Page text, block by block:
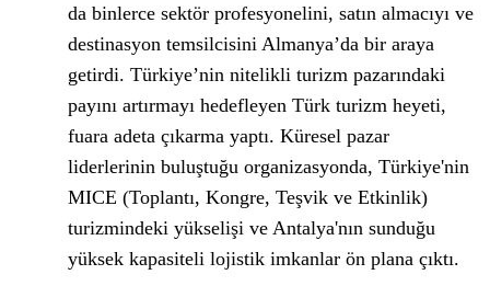
da binlerce sektör profesyonelini, satın almacıyı ve
destinasyon temsilcisini Almanya’da bir araya
getirdi. Türkiye’nin nitelikli turizm pazarındaki
payını artırmayı hedefleyen Türk turizm heyeti,
fuara adeta çıkarma yaptı. Küresel pazar
liderlerinin buluştuğu organizasyonda, Türkiye'nin
MICE (Toplantı, Kongre, Teşvik ve Etkinlik)
turizmindeki yükselişi ve Antalya'nın sunduğu
yüksek kapasiteli lojistik imkanlar ön plana çıktı.